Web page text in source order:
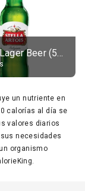
Belgium Lager Beer (5% alc.)
un nutriente en
calorías al día se
valores diarios
necesidades
organismo